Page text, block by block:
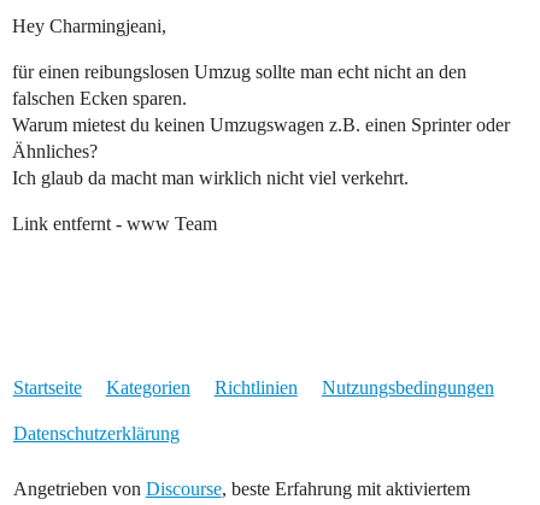
Hey Charmingjeani,
für einen reibungslosen Umzug sollte man echt nicht an den
falschen Ecken sparen.
Warum mietest du keinen Umzugswagen z.B. einen Sprinter oder
Ähnliches?
Ich glaub da macht man wirklich nicht viel verkehrt.
Link entfernt - www Team
Startseite Kategorien Richtlinien Nutzungsbedingungen
Datenschutzerklärung
Angetrieben von Discourse, beste Erfahrung mit aktiviertem